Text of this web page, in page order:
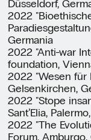
Düsseldorf,
2022
Germania
2022 "Anti-war
foundation,
2022 "Wesen für
Gelsenkirchen,
2022 "Stope
Sant’Elia,
2022 "The
Forum,